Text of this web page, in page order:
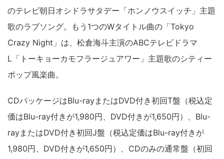
のテレビ朝日オシドラサタデー「ホンノウスイッチ」主題
歌のラブソング。もう1つのWタイトル曲の「Tokyo
Crazy Night」は、松倉海斗主演のABCテレビドラマ
L「トーキョーカモフラージュアワー」主題歌のシティー
ポップ風楽曲。
CDパッケージはBlu-rayまたはDVD付き初回T盤（税込定
価はBlu-ray付きが1,980円、DVD付きが1,650円）、Blu-
rayまたはDVD付き初回J盤（税込定価はBlu-ray付きが
1,980円、DVD付きが1,650円）、CDのみの通常盤（初回